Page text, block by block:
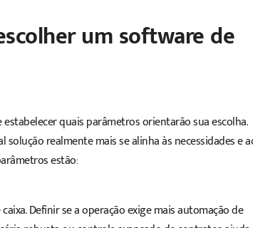
umsoftwarede
quais parâmetros orientarão sua escolha.
realmente mais se alinha às necessidades e
estão:
Definir se a operação exige mais automação de